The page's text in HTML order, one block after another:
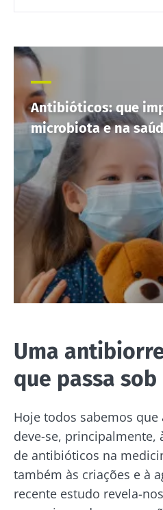
Antibióticos: que
microbiota e na
Uma
que passa
Hoje todos sabemos
deve-se, principalmente,
de antibióticos na
também às criações e à
recente estudo revela-